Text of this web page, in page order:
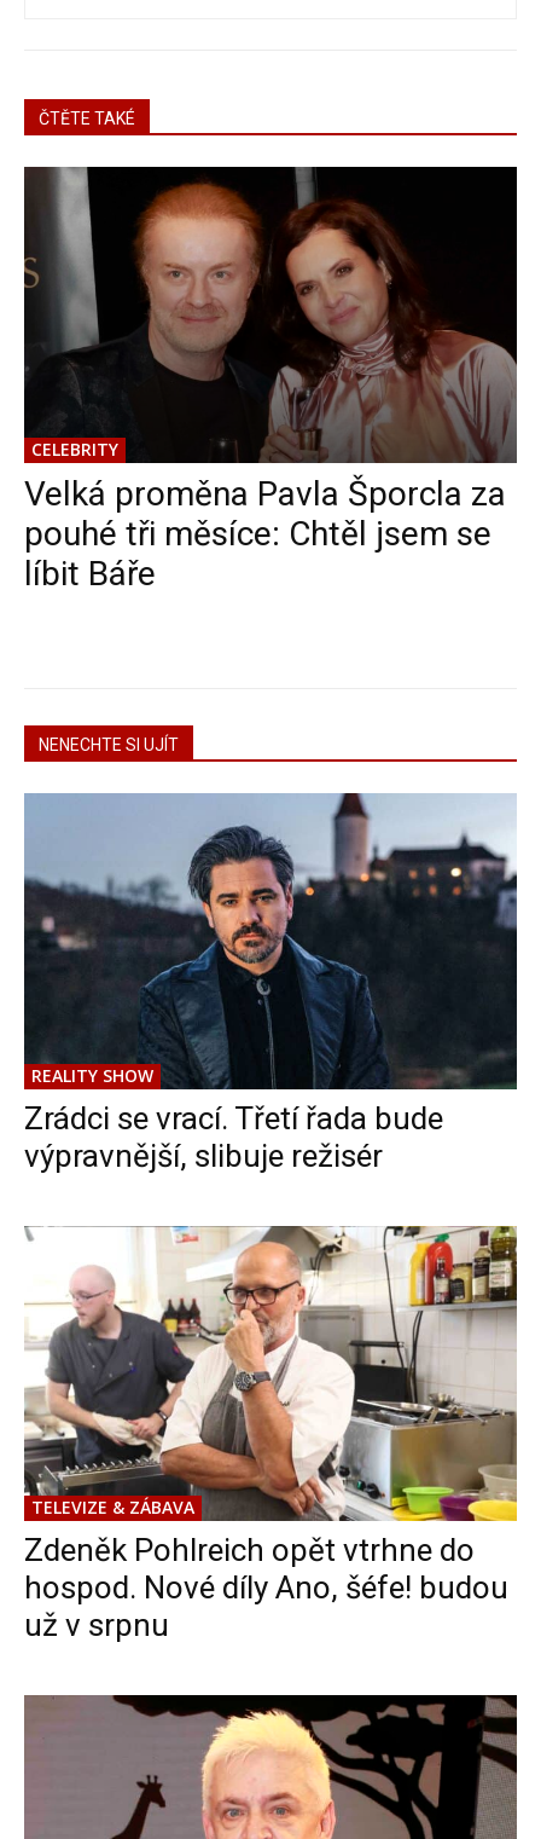
ČTĚTE TAKÉ
CELEBRITY
Velká proměna Pavla Šporcla za
pouhé tři měsíce: Chtěl jsem se
líbit Báře
NENECHTE SI UJÍT
REALITY SHOW
Zrádci se vrací. Třetí řada bude
výpravnější, slibuje režisér
TELEVIZE & ZÁBAVA
Zdeněk Pohlreich opět vtrhne do
hospod. Nové díly Ano, šéfe! budou
už v srpnu